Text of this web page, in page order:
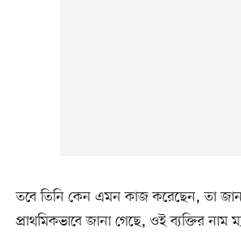
তবে তিনি কেন এমন কাজ করেছেন, তা
প্রাথমিকভাবে জানা গেছে, ওই ব্যক্তির নাম